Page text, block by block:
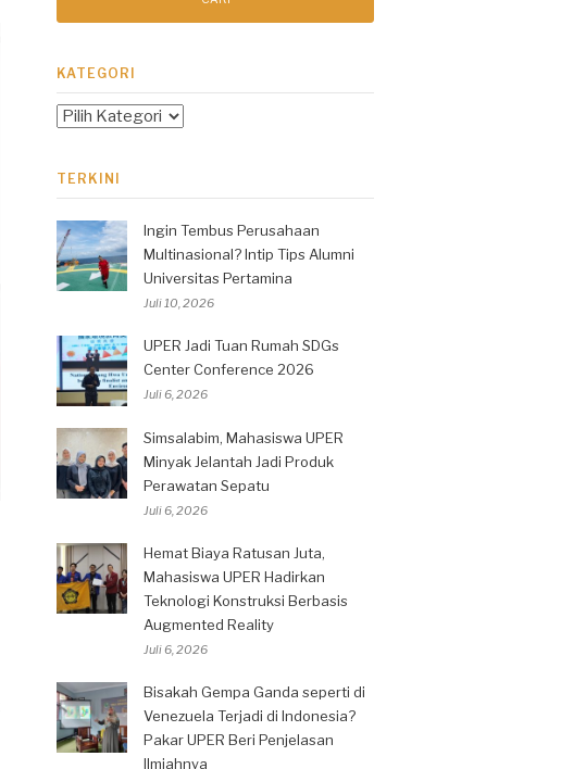
KATEGORI
Kategori
TERKINI
Ingin Tembus Perusahaan
Multinasional? Intip Tips Alumni
Universitas Pertamina
Juli 10, 2026
UPER Jadi Tuan Rumah SDGs
Center Conference 2026
Juli 6, 2026
Simsalabim, Mahasiswa UPER
Minyak Jelantah Jadi Produk
Perawatan Sepatu
Juli 6, 2026
Hemat Biaya Ratusan Juta,
Mahasiswa UPER Hadirkan
Teknologi Konstruksi Berbasis
Augmented Reality
Juli 6, 2026
Bisakah Gempa Ganda seperti di
Venezuela Terjadi di Indonesia?
Pakar UPER Beri Penjelasan
Ilmiahnya